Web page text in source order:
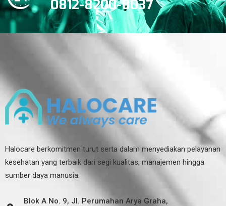
0812-8200-8037
Halocare berkomitmen turut serta dalam menyediakan pelayanan
kesehatan yang terbaik dari segi kualitas, manajemen hingga
sumber daya manusia.
Blok A No. 9, Jl. Perumahan Arya Graha,